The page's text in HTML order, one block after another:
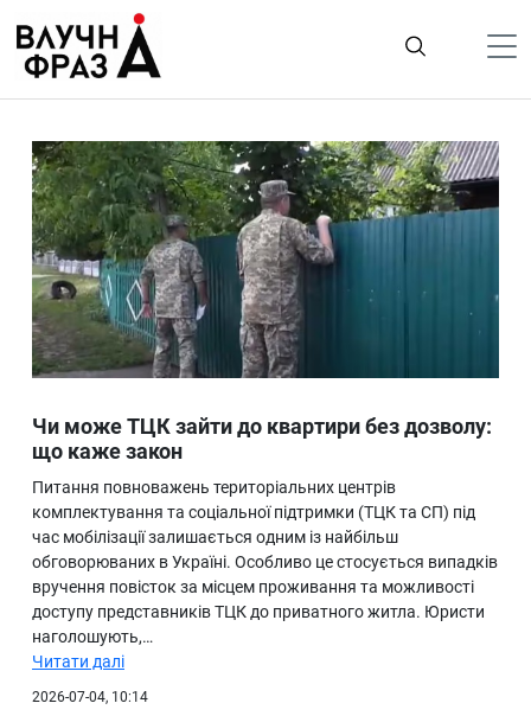
содержимому
Гроші
Життя
Лайфстайл
ТехноНаука
Людина
Ukraine
Про нас
Чи може ТЦК зайти до квартири без дозволу:
що каже закон
Питання повноважень територіальних центрів
комплектування та соціальної підтримки (ТЦК та СП) під
час мобілізації залишається одним із найбільш
обговорюваних в Україні. Особливо це стосується випадків
вручення повісток за місцем проживання та можливості
доступу представників ТЦК до приватного житла. Юристи
наголошують,…
Читати далі
2026-07-04, 10:14